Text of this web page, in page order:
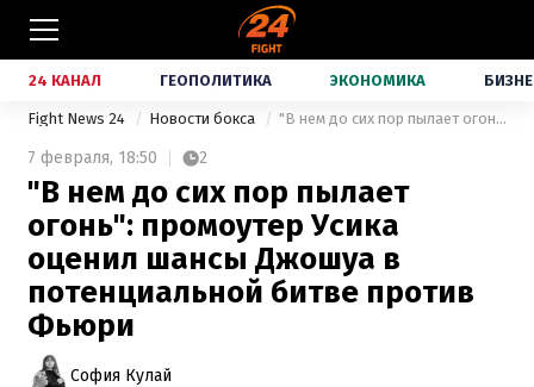
24 КАНАЛ ГЕОПОЛИТИКА ЭКОНОМИКА
Fight News 24 Новости бокса "В нем до сих пор пылает огонь": промоутер Усика оценил шансы Джошуа в потенциальной битве против Фьюри
7 февраля, 18:50 2
"В нем до сих пор пылает
огонь": промоутер Усика
оценил шансы Джошуа в
потенциальной битве против
Фьюри
София Кулай